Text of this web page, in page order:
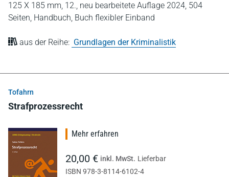
125 X 185 mm, 12., neu bearbeitete Auflage 2024, 504
Seiten, Handbuch, Buch flexibler Einband
aus der Reihe: Grundlagen der Kriminalistik
Tofahrn
Strafprozessrecht
Mehr erfahren
20,00 € inkl. MwSt. Lieferbar
ISBN 978-3-8114-6102-4